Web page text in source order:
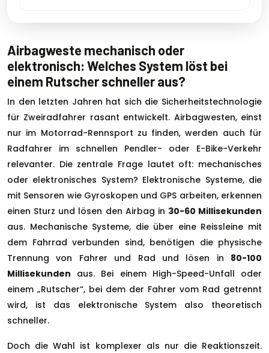
Airbagweste mechanisch oder
elektronisch: Welches System löst bei
einem Rutscher schneller aus?
In den letzten Jahren hat sich die Sicherheitstechnologie
für Zweiradfahrer rasant entwickelt. Airbagwesten, einst
nur im Motorrad-Rennsport zu finden, werden auch für
Radfahrer im schnellen Pendler- oder E-Bike-Verkehr
relevanter. Die zentrale Frage lautet oft: mechanisches
oder elektronisches System? Elektronische Systeme, die
mit Sensoren wie Gyroskopen und GPS arbeiten, erkennen
einen Sturz und lösen den Airbag in 30-60 Millisekunden
aus. Mechanische Systeme, die über eine Reissleine mit
dem Fahrrad verbunden sind, benötigen die physische
Trennung von Fahrer und Rad und lösen in 80-100
Millisekunden aus. Bei einem High-Speed-Unfall oder
einem „Rutscher“, bei dem der Fahrer vom Rad getrennt
wird, ist das elektronische System also theoretisch
schneller.
Doch die Wahl ist komplexer als nur die Reaktionszeit.